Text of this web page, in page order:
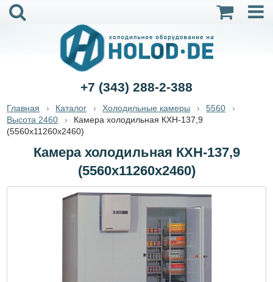
+7 (343) 288-2-388
Главная Каталог Холодильные камеры
5560
Высота 2460
Камера холодильная КХН-137,9
(5560х11260х2460)
Камера холодильная КХН-137,9
(5560х11260х2460)